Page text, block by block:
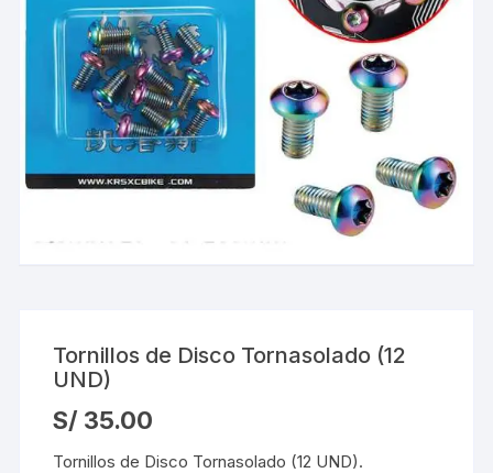
Tornillos de Disco Tornasolado (12
UND)
S/ 35.00
Tornillos de Disco Tornasolado (12 UND).